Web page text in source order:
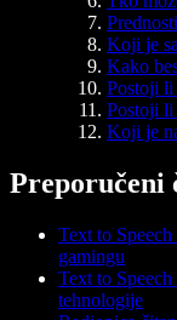
Koji je
Kako
Postoji li
Postoji li
Koji je
Preporučeni
Text to
gamingu
Text to
tehnologije